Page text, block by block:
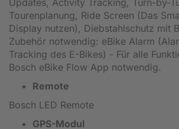
Updates, Activity Tracking, Turn-by-
Tourenplanung, Ride Screen (Das
Display nutzen), Diebstahlschutz mit
Zubehör notwendig: eBike Alarm
Tracking des E-Bikes) - Für alle
Bosch eBike Flow App notwendig.
Remote
Bosch LED Remote
GPS-Modul